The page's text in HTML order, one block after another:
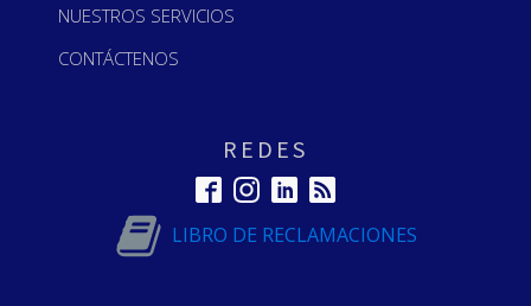
NUESTROS SERVICIOS
CONTÁCTENOS
REDES
LIBRO DE RECLAMACIONES